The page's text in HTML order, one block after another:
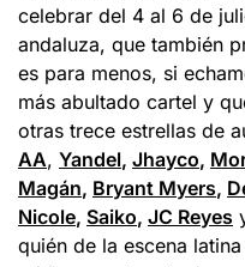
celebrar del 4 al 6 de
andaluza, que también
es para menos, si
más abultado cartel y
otras trece estrellas de
AA, Yandel, Jhayco,
Magán, Bryant Myers,
Nicole, Saiko, JC Reyes
quién de la escena